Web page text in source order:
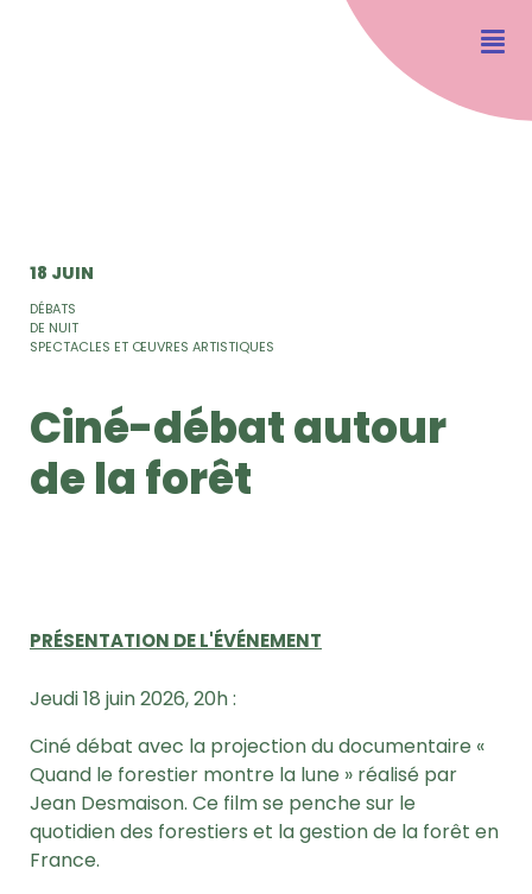
18 JUIN
DÉBATS
DE NUIT
SPECTACLES ET ŒUVRES ARTISTIQUES
Ciné-débat autour
de la forêt
PRÉSENTATION DE L'ÉVÉNEMENT
Jeudi 18 juin 2026, 20h :
Ciné débat avec la projection du documentaire «
Quand le forestier montre la lune » réalisé par
Jean Desmaison. Ce film se penche sur le
quotidien des forestiers et la gestion de la forêt en
France.